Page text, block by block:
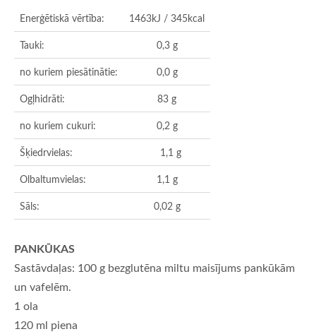
Enerģētiskā vērtība:
1463kJ / 345kcal
Tauki:
0,3 g
no kuriem piesātinātie:
0,0 g
Ogļhidrāti:
83 g
no kuriem cukuri:
0,2 g
Šķiedrvielas:
1,1 g
Olbaltumvielas:
1,1 g
Sāls:
0,02 g
PANKŪKAS
Sastāvdaļas: 100 g bezglutēna miltu maisījums pankūkām
un vafelēm.
1 ola
120 ml piena